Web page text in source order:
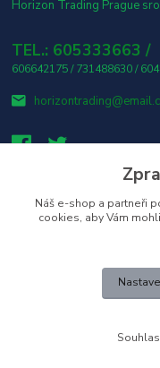
Horizon Trading Prague sro
TEL.: 605333663 /
606642175 / 731488630 /
👤 Osobní odběr s
Náš e-shop a partneři
cookies, aby Vám